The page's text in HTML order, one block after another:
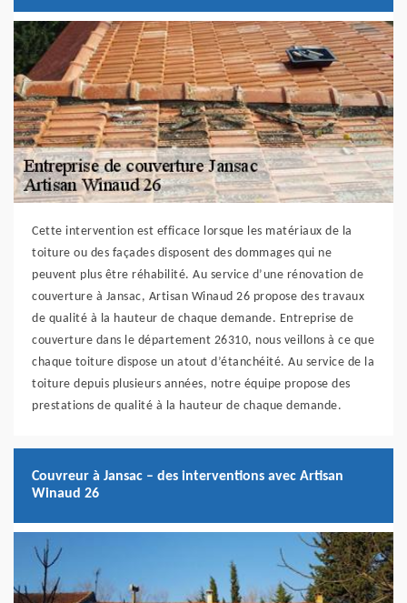
Cette intervention est efficace lorsque les matériaux de la
toiture ou des façades disposent des dommages qui ne
peuvent plus être réhabilité. Au service d’une rénovation de
couverture à Jansac, Artisan Winaud 26 propose des travaux
de qualité à la hauteur de chaque demande. Entreprise de
couverture dans le département 26310, nous veillons à ce que
chaque toiture dispose un atout d’étanchéité. Au service de la
toiture depuis plusieurs années, notre équipe propose des
prestations de qualité à la hauteur de chaque demande.
Couvreur à Jansac – des interventions avec Artisan
Winaud 26